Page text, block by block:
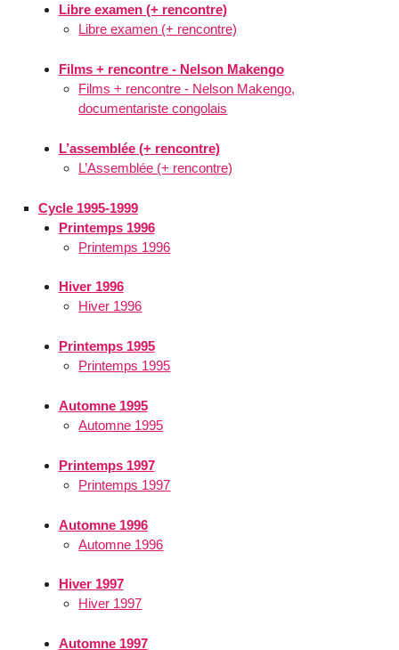
Libre examen (+ rencontre)
Libre examen (+ rencontre)
Films + rencontre - Nelson Makengo
Films + rencontre - Nelson Makengo,
documentariste congolais
L’assemblée (+ rencontre)
L’Assemblée (+ rencontre)
Cycle 1995-1999
Printemps 1996
Printemps 1996
Hiver 1996
Hiver 1996
Printemps 1995
Printemps 1995
Automne 1995
Automne 1995
Printemps 1997
Printemps 1997
Automne 1996
Automne 1996
Hiver 1997
Hiver 1997
Automne 1997